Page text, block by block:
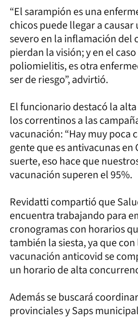
“El sarampión es una
chicos puede llegar a
severo en la inflamación del
pierdan la visión; y en el
poliomielitis, es otra
ser de riesgo”, advirtió.
El funcionario destacó la
los correntinos a las
vacunación: “Hay muy poca
gente que es antivacunas
suerte, eso hace que
vacunación superen el 95%.
Revidatti compartió que
encuentra trabajando para
cronogramas con horarios
también la siesta, ya que
vacunación anticovid se
un horario de alta
Además se buscará
provinciales y Saps